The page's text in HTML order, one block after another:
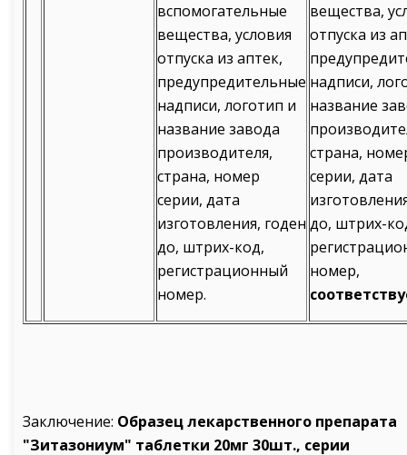
вспомогательные
вещества, условия
отпуска из аптек,
предупредительные
надписи, логотип и
название завода
производителя,
страна, номер
серии, дата
изготовления, годен
до, штрих-код,
регистрационный
номер.
вещества,
отпуска из
надписи,
название
страна,
серии, дата
до, штрих-
номер,
Заключение: Образец лекарственного препарата
"Зитазониум" таблетки 20мг 30шт., серии